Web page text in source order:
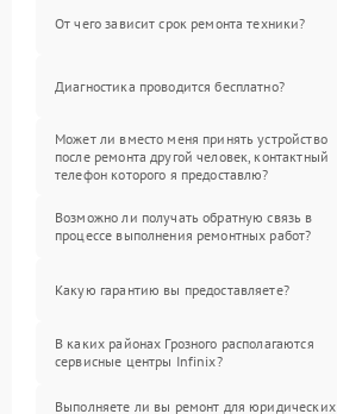
От чего зависит срок ремонта техники?
Диагностика проводится бесплатно?
Может ли вместо меня принять устройство
после ремонта другой человек, контактный
телефон которого я предоставлю?
Возможно ли получать обратную связь в
процессе выполнения ремонтных работ?
Какую гарантию вы предоставляете?
В каких районах Грозного располагаются
сервисные центры Infinix?
Выполняете ли вы ремонт для юридических